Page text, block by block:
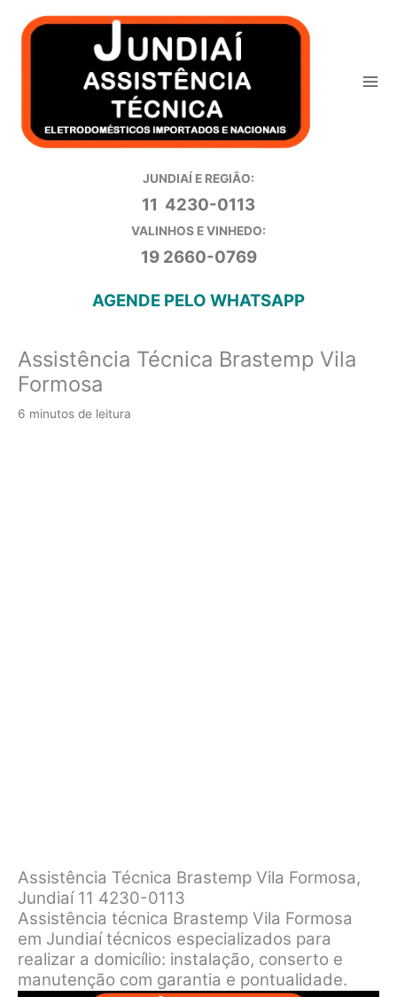
para
JUNDIAÍ E REGIÃO:
11 4230-0113
VALINHOS E VINHEDO:
19 2660-0769
AGENDE PELO WHATSAPP
Assistência Técnica Brastemp Vila
Formosa
6 minutos de leitura
Assistência Técnica Brastemp Vila Formosa,
Jundiaí 11 4230-0113
Assistência técnica Brastemp Vila Formosa
em Jundiaí técnicos especializados para
realizar a domicílio: instalação, conserto e
manutenção com garantia e pontualidade.